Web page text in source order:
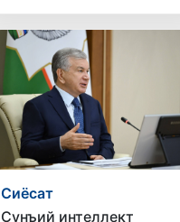
Сиёсат
Сунъий интеллект